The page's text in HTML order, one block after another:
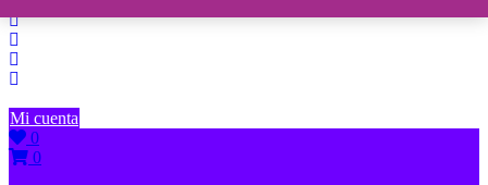
Mi cuenta
0
0